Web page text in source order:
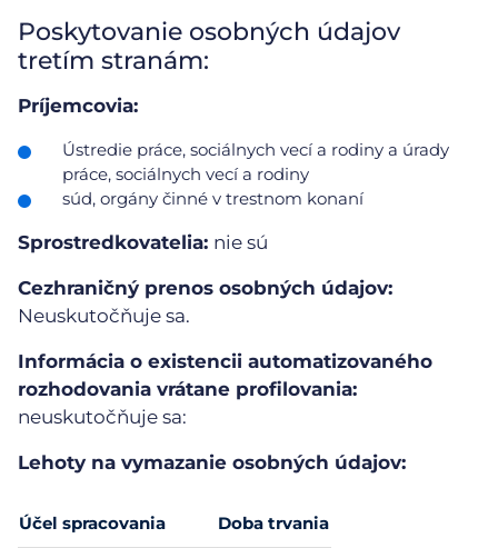
Poskytovanie osobných údajov
tretím stranám:
Príjemcovia:
Ústredie práce, sociálnych vecí a rodiny a úrady
práce, sociálnych vecí a rodiny
súd, orgány činné v trestnom konaní
Sprostredkovatelia: nie sú
Cezhraničný prenos osobných údajov:
Neuskutočňuje sa.
Informácia o existencii automatizovaného
rozhodovania vrátane profilovania:
neuskutočňuje sa:
Lehoty na vymazanie osobných údajov:
Účel spracovania
Doba trvania